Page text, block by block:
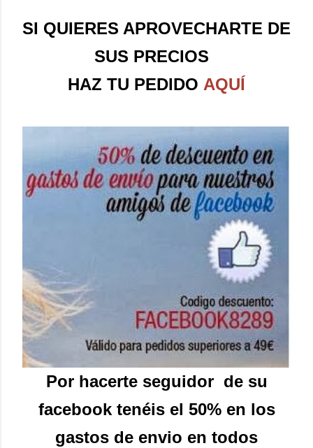
SI QUIERES APROVECHARTE DE
SUS PRECIOS
HAZ TU PEDIDO AQUÍ
Por hacerte seguidor de su
facebook tenéis el 50% en los
gastos de envio en todos